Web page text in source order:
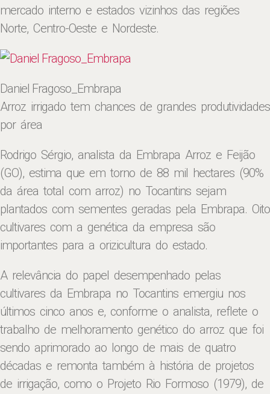
mercado interno e estados vizinhos das regiões
Norte, Centro-Oeste e Nordeste.
Daniel Fragoso_Embrapa
Arroz irrigado tem chances de grandes produtividades
por área
Rodrigo Sérgio, analista da Embrapa Arroz e Feijão
(GO), estima que em torno de 88 mil hectares (90%
da área total com arroz) no Tocantins sejam
plantados com sementes geradas pela Embrapa. Oito
cultivares com a genética da empresa são
importantes para a orizicultura do estado.
A relevância do papel desempenhado pelas
cultivares da Embrapa no Tocantins emergiu nos
últimos cinco anos e, conforme o analista, reflete o
trabalho de melhoramento genético do arroz que foi
sendo aprimorado ao longo de mais de quatro
décadas e remonta também à história de projetos
de irrigação, como o Projeto Rio Formoso (1979), de